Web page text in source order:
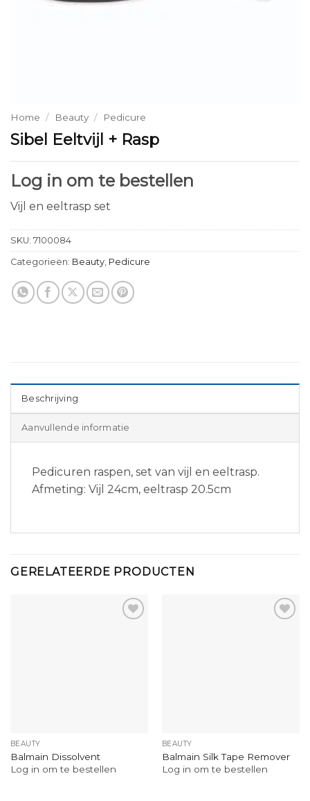
Home / Beauty / Pedicure
Sibel Eeltvijl + Rasp
Log in om te bestellen
Vijl en eeltrasp set
SKU: 7100084
Categorieën: Beauty Pedicure
Beschrijving
Aanvullende informatie
Pedicuren raspen, set van vijl en eeltrasp.
Afmeting: Vijl 24cm, eeltrasp 20.5cm
GERELATEERDE PRODUCTEN
BEAUTY
Balmain Dissolvent
Log in om te bestellen
BEAUTY
Balmain Silk Tape Remover
Log in om te bestellen